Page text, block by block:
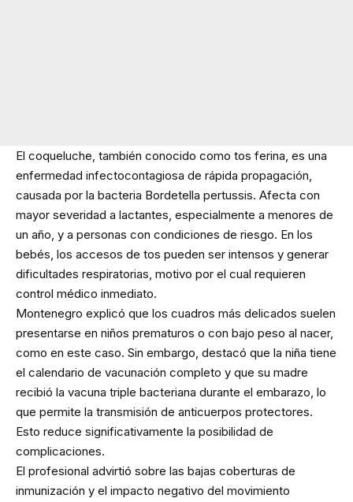
El coqueluche, también conocido como tos ferina, es una
enfermedad infectocontagiosa de rápida propagación,
causada por la bacteria Bordetella pertussis. Afecta con
mayor severidad a lactantes, especialmente a menores de
un año, y a personas con condiciones de riesgo. En los
bebés, los accesos de tos pueden ser intensos y generar
dificultades respiratorias, motivo por el cual requieren
control médico inmediato.
Montenegro explicó que los cuadros más delicados suelen
presentarse en niños prematuros o con bajo peso al nacer,
como en este caso. Sin embargo, destacó que la niña tiene
el calendario de vacunación completo y que su madre
recibió la vacuna triple bacteriana durante el embarazo, lo
que permite la transmisión de anticuerpos protectores.
Esto reduce significativamente la posibilidad de
complicaciones.
El profesional advirtió sobre las bajas coberturas de
inmunización y el impacto negativo del movimiento